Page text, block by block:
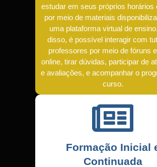
estudar em seus próprios horários
por meio de materiais
uma plataforma virtual de
disso, é possível interagir com
professores por meio de fóruns
online, tirar dúvidas, participar de
e avaliações, e acompanhar o
curso.
Formação Inicial
Continuada